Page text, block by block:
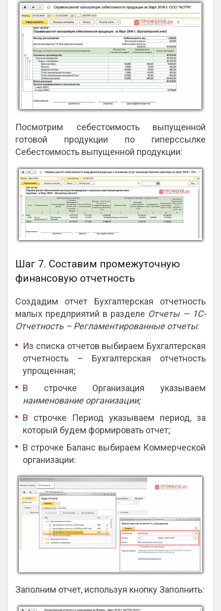
Посмотрим себестоимость выпущенной
готовой продукции по гиперссылке
Себестоимость выпущенной продукции:
Шаг 7. Составим промежуточную
финансовую отчетность
Создадим отчет Бухгалтерская отчетность
малых предприятий в разделе Отчеты — 1С-
Отчетность – Регламентированные отчеты:
Из списка отчетов выбираем Бухгалтерская
отчетность – Бухгалтерская отчетность
упрощенная;
В строчке Организация указываем
наименование организации;
В строчке Период указываем период, за
который будем формировать отчет;
В строчке Баланс выбираем Коммерческой
организации:
Заполним отчет, используя кнопку Заполнить: